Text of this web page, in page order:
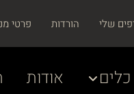
שלי הורדות פרטי
אודות